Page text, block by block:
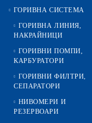
ГОРИВНА СИСТЕМА
ГОРИВНА ЛИНИЯ,
НАКРАЙНИЦИ
ГОРИВНИ ПОМПИ,
КАРБУРАТОРИ
ГОРИВНИ ФИЛТРИ,
СЕПАРАТОРИ
НИВОМЕРИ И
РЕЗЕРВОАРИ